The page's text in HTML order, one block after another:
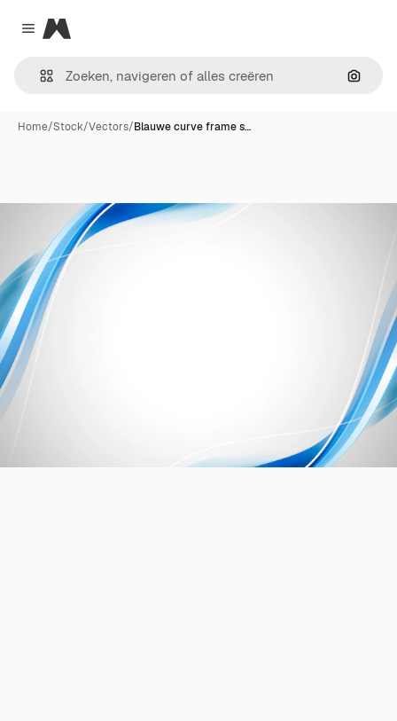
Close menu
Magnific
Home/Stock/Vectors/Blauwe curve frame s…